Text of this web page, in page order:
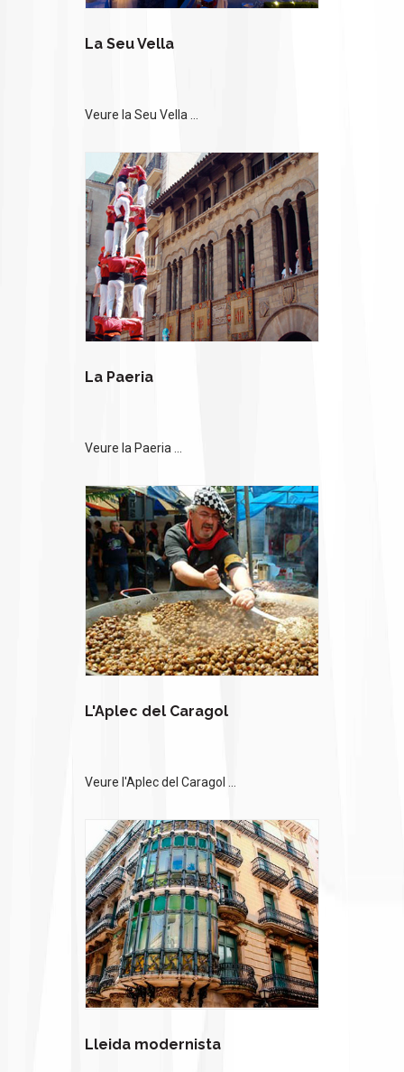
La Seu Vella
Veure la Seu Vella ...
La Paeria
Veure la Paeria ...
L'Aplec del Caragol
Veure l'Aplec del Caragol ...
Lleida modernista